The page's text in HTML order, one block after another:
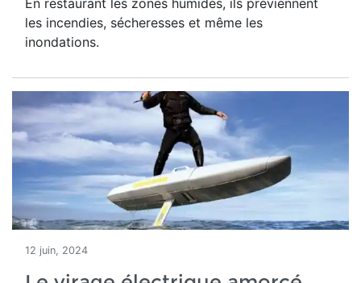
En restaurant les zones humides, ils préviennent
les incendies, sécheresses et même les
inondations.
12 juin, 2024